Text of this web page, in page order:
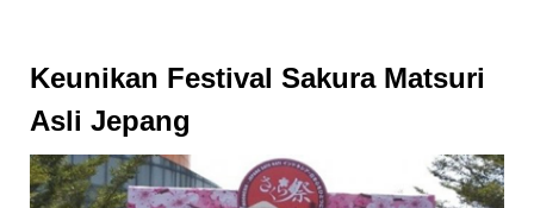
Keunikan Festival Sakura Matsuri
Asli Jepang